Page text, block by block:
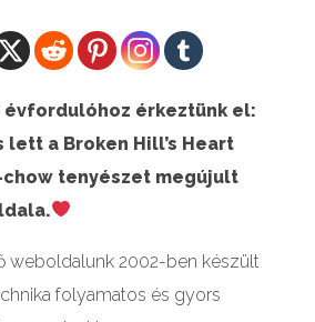
évfordulóhoz érkeztünk el:
lett a Broken Hill’s Heart
tenyészet megújult
weboldalunk 2002-ben készült
folyamatos és gyors